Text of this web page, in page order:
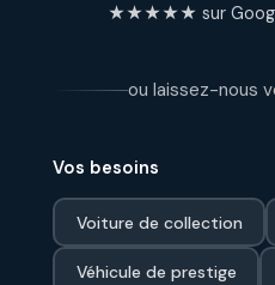
★★★★★ sur
ou laissez-nous
Vos besoins
Voiture de collection
Véhicule de prestige